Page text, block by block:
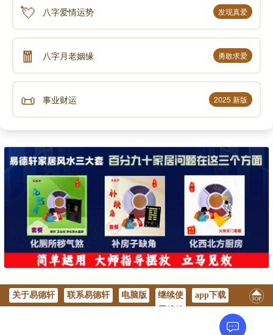
💘 八字爱情运势 发现真爱
🧧 八字月老姻缘 勇敢求爱
📜 事业财运 2025 新版
关于易德轩 联系易德轩 电脑版
继续使
app下载